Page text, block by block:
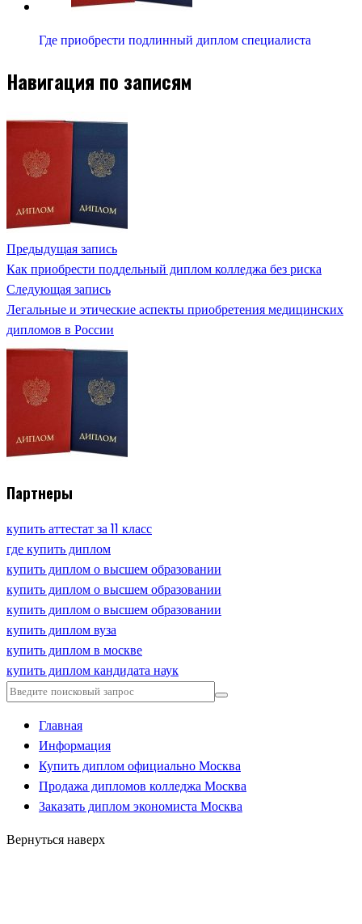
Где приобрести подлинный диплом специалиста
Навигация по записям
Предыдущая запись
Как приобрести поддельный диплом колледжа без риска
Следующая запись
Легальные и этические аспекты приобретения медицинских
дипломов в России
Партнеры
купить аттестат за 11 класс
где купить диплом
купить диплом о высшем образовании
купить диплом о высшем образовании
купить диплом о высшем образовании
купить диплом вуза
купить диплом в москве
купить диплом кандидата наук
Главная
Информация
Купить диплом официально Москва
Продажа дипломов колледжа Москва
Заказать диплом экономиста Москва
Вернуться наверх